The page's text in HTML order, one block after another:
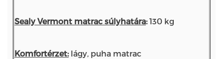
Sealy Vermont matrac súlyhatára:130 kg
Komfortérzet:lágy, puha matrac